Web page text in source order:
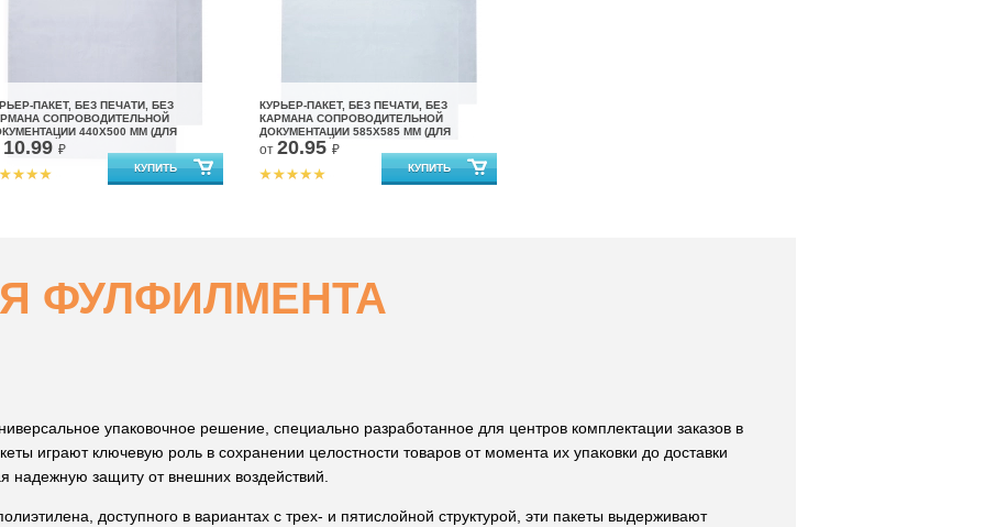
ПАКЕТ, БЕЗ ПЕЧАТИ, БЕЗ
СОПРОВОДИТЕЛЬНОЙ
440X500 ММ (ДЛЯ
10.99 ₽
КУРЬЕР-ПАКЕТ, БЕЗ ПЕЧАТИ, БЕЗ
КАРМАНА СОПРОВОДИТЕЛЬНОЙ
ДОКУМЕНТАЦИИ 585X585 ММ (ДЛЯ
МАРКЕТПЛЕЙСОВ)
от 20.95 ₽
ФУЛФИЛМЕНТА
упаковочное решение, специально разработанное для центров комплектации заказов в
играют ключевую роль в сохранении целостности товаров от момента их упаковки до доставки
надежную защиту от внешних воздействий.
доступного в вариантах с трех- и пятислойной структурой, эти пакеты выдерживают